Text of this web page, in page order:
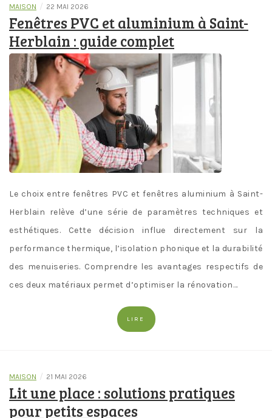
MAISON / 22 MAI 2026
Fenêtres PVC et aluminium à Saint-
Herblain : guide complet
Le choix entre fenêtres PVC et fenêtres aluminium à Saint-
Herblain relève d’une série de paramètres techniques et
esthétiques. Cette décision influe directement sur la
performance thermique, l’isolation phonique et la durabilité
des menuiseries. Comprendre les avantages respectifs de
ces deux matériaux permet d’optimiser la rénovation…
LIRE
MAISON / 21 MAI 2026
Lit une place : solutions pratiques
pour petits espaces